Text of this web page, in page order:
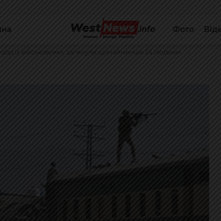
Фото
із військовими, загинули щонайменше 24 людини